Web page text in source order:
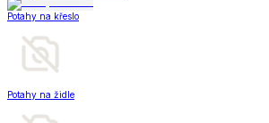
Potahy na křeslo
Potahy na židle